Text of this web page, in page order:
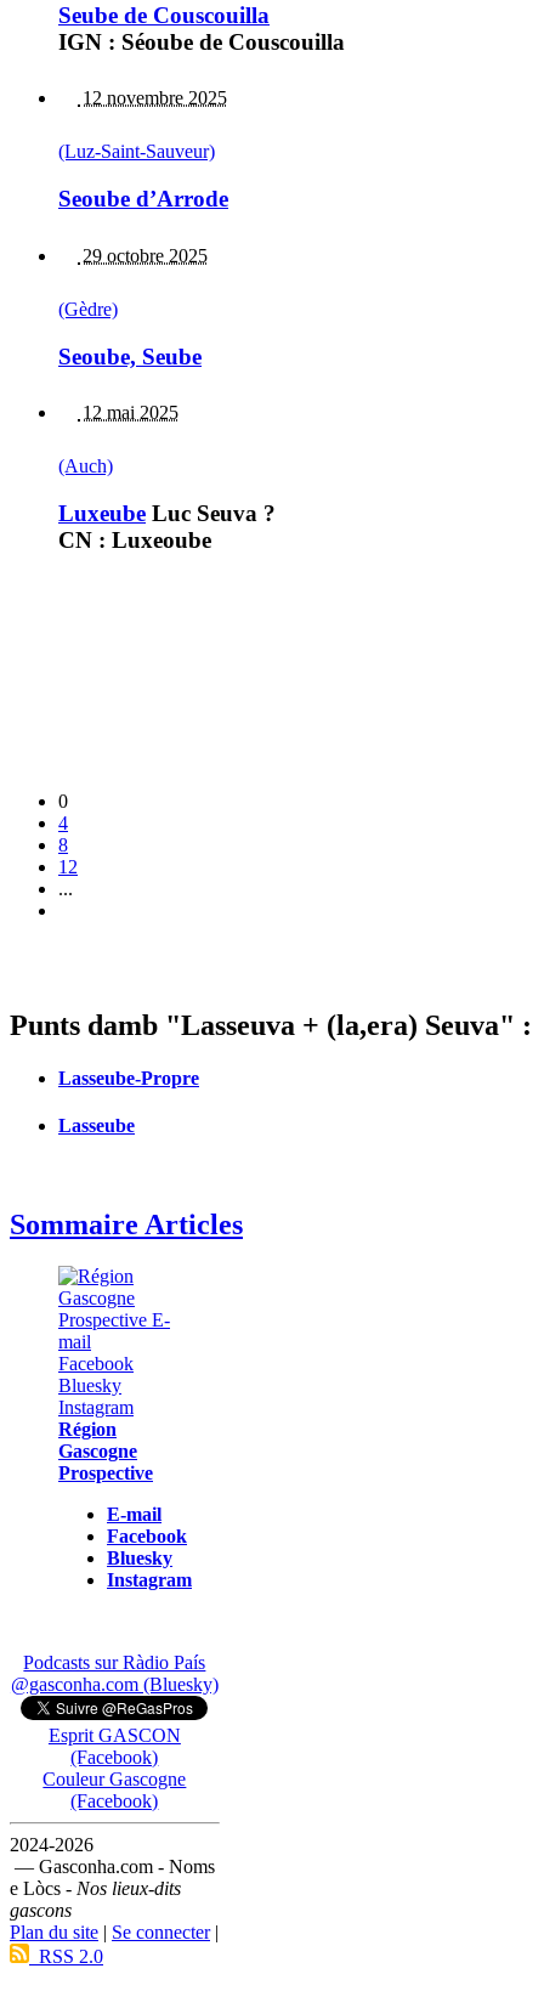
Seube de Couscouilla
IGN : Séoube de Couscouilla
12 novembre 2025
(Luz-Saint-Sauveur)
Seoube d’Arrode
29 octobre 2025
(Gèdre)
Seoube, Seube
12 mai 2025
(Auch)
Luxeube Luc Seuva ?
CN : Luxeoube
0
4
8
12
...
Punts damb "Lasseuva + (la,era) Seuva" :
Lasseube-Propre
Lasseube
Sommaire Articles
Région
Gascogne
Prospective
E-mail
Facebook
Bluesky
Instagram
Podcasts sur Ràdio País
@gasconha.com (Bluesky)
Esprit GASCON
(Facebook)
Couleur Gascogne
(Facebook)
2024-2026
— Gasconha.com - Noms
e Lòcs - Nos lieux-dits
gascons
Plan du site | Se connecter|
RSS 2.0